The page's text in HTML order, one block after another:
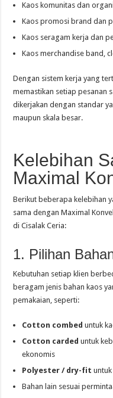
Kaos komunitas dan
Kaos promosi brand dan
Kaos seragam kerja dan
Kaos merchandise band,
Dengan sistem kerja yang
memastikan setiap pesanan
dikerjakan dengan standar
maupun skala besar.
Kelebihan
Maximal
Berikut beberapa kelebihan
sama dengan Maximal
di Cisalak Ceria:
1. Pilihan
Kebutuhan setiap klien
beragam jenis bahan kaos
pemakaian, seperti:
Cotton combed untuk
Cotton carded untuk
ekonomis
Polyester / dry-fit
Bahan lain sesuai